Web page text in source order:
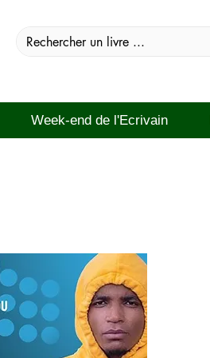
Week-end de l'Ecrivain